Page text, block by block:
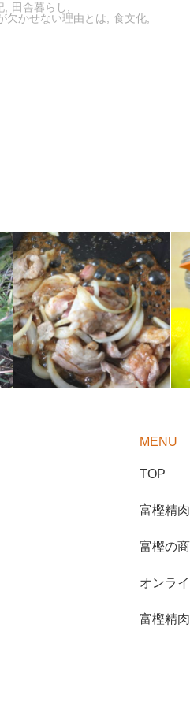
田舎暮らし
欠かせない理由とは
食文化
MENU
TOP
富樫精
富樫の
オンラ
富樫精